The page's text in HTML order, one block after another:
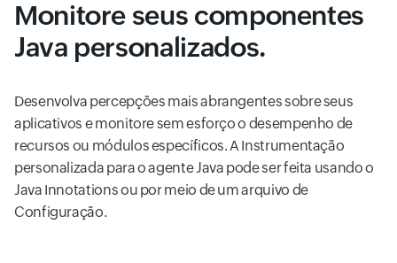
Monitore seus componentes
Java personalizados.
Desenvolva percepções mais abrangentes sobre seus
aplicativos e monitore sem esforço o desempenho de
recursos ou módulos específicos. A Instrumentação
personalizada para o agente Java pode ser feita usando o
Java Innotations ou por meio de um arquivo de
Configuração.